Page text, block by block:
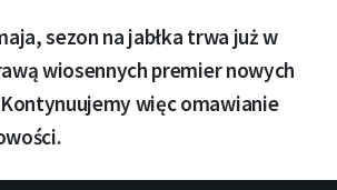
sezon na jabłka trwa już w
wiosennych premier nowych
więc omawianie